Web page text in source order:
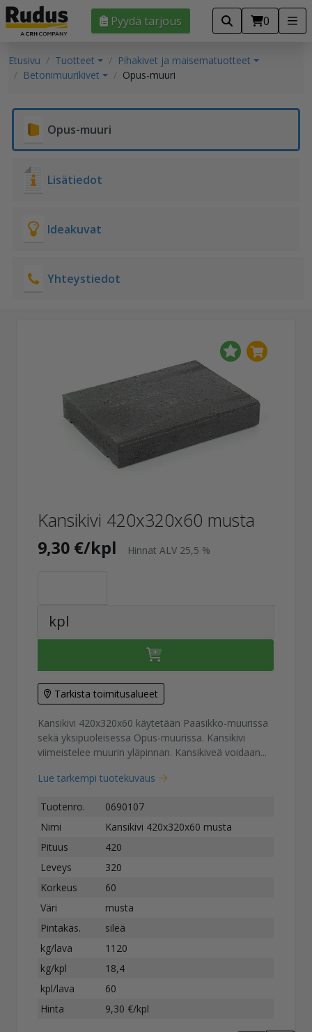
Pyydä tarjous 0
Etusivu Tuotteet
Pihakivet ja maisematuotteet
Betonimuurikivet
Opus-muuri
Opus-muuri
Lisätiedot
Ideakuvat
Yhteystiedot
Kansikivi 420x320x60 musta
9,30 €/kpl Hinnat ALV 25,5 %
kpl
Tarkista toimitusalueet
Kansikivi 420x320x60 käytetään Paasikko-muurissa
sekä yksipuoleisessa Opus-muurissa. Kansikivi
viimeistelee muurin yläpinnan. Kansikiveä voidaan...
Lue tarkempi tuotekuvaus
Tuotenro.
0690107
Nimi
Kansikivi 420x320x60 musta
Pituus
420
Leveys
320
Korkeus
60
Väri
musta
Pintakäs.
sileä
kg/lava
1120
kg/kpl
18,4
kpl/lava
60
Hinta
9,30 €/kpl